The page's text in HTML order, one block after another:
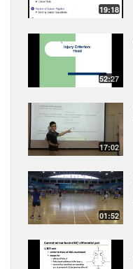
19:18
52:27
17:02
01:52